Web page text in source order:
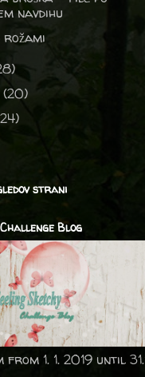
navdihu
rožami
(20)
strani
Blog
from 1. 1. 2019 until